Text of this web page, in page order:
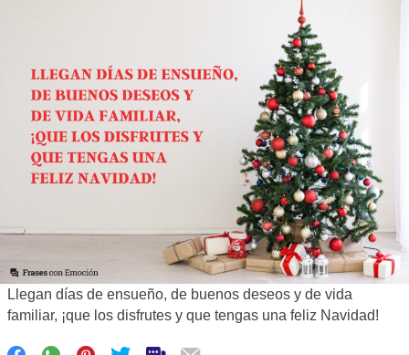
Llegan días de ensueño, de buenos deseos y de vida
familiar, ¡que los disfrutes y que tengas una feliz Navidad!